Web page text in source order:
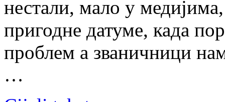
нестали, мало у
пригодне датуме, када
проблем а званичници
…